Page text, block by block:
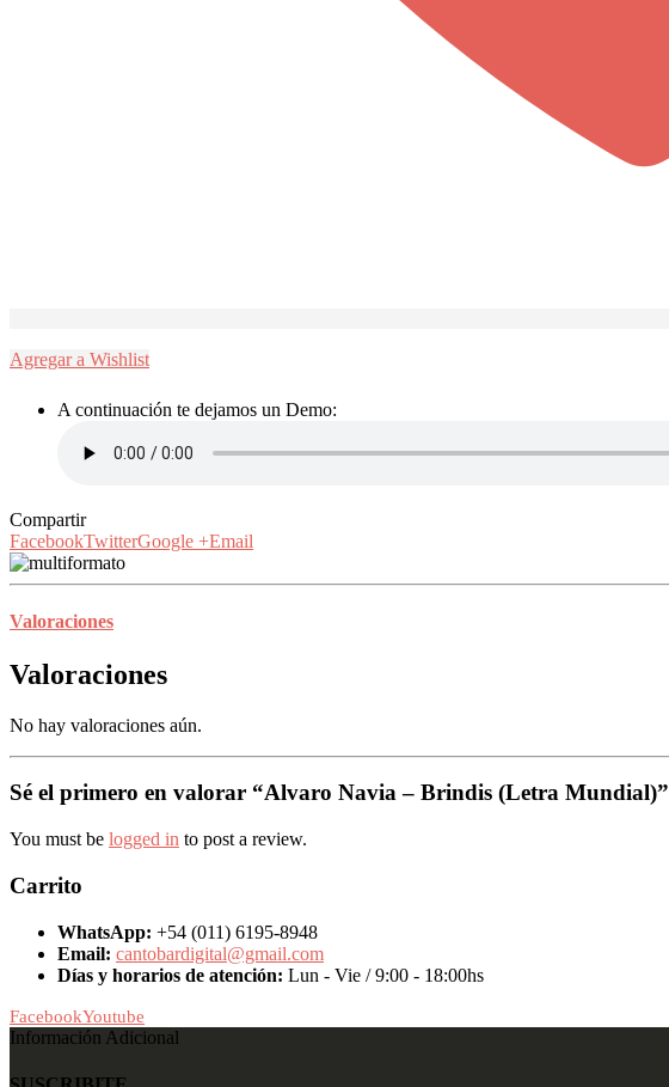
Agregar a Wishlist
A continuación te dejamos un Demo:
Compartir
FacebookTwitterGoogle +Email
Valoraciones
Valoraciones
No hay valoraciones aún.
Sé el primero en valorar “Alvaro Navia – Brindis (Letra Mundial)”
You must be logged in to post a review.
Carrito
WhatsApp: +54 (011) 6195-8948
Email: cantobardigital@gmail.com
Días y horarios de atención: Lun - Vie / 9:00 - 18:00hs
FacebookYoutube
Información Adicional